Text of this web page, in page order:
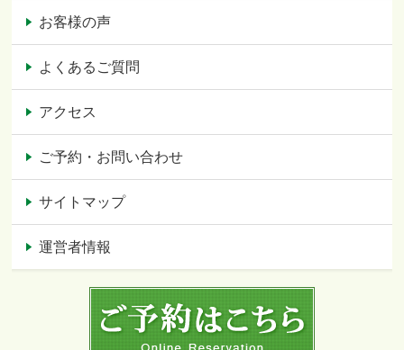
お客様の声
よくあるご質問
アクセス
ご予約・お問い合わせ
サイトマップ
運営者情報